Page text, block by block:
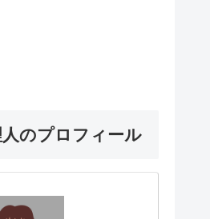
のプロフィール